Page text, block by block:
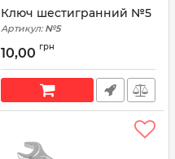
Ключ шестигранний №5
Артикул: №5
10,00 грн